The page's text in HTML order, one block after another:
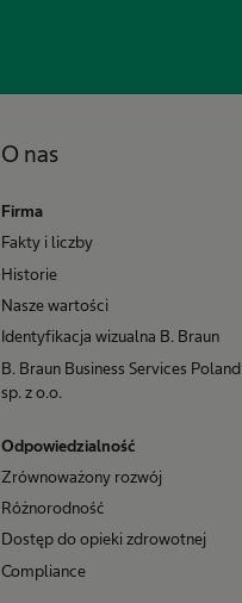
O nas
Firma
Fakty i liczby
Historie
Nasze wartości
Identyfikacja wizualna B. Braun
B. Braun Business Services Poland
sp. z o.o.
Odpowiedzialność
Zrównoważony rozwój
Różnorodność
Dostęp do opieki zdrowotnej
Compliance